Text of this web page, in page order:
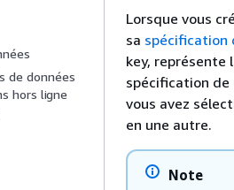
de données
hors ligne
Lorsque vous
sa spécification
key, représente
spécification de
vous avez
en une autre.
Note